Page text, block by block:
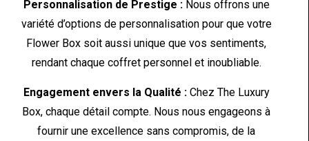
Personnalisation de Prestige :Nous offrons une
variété d’options de personnalisation pour que votre
Flower Box soit aussi unique que vos sentiments,
rendant chaque coffret personnel et inoubliable.
Engagement envers la Qualité :Chez The Luxury
Box, chaque détail compte. Nous nous engageons à
fournir une excellence sans compromis, de la